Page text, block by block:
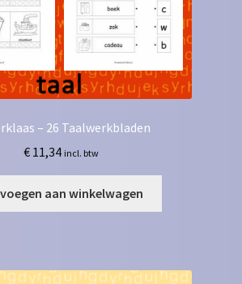
– 26 Taalwerkbladen
€11,34 incl. btw
aan winkelwagen